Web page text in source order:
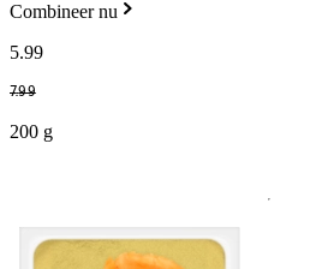
Combineer nu
5.99
7.99
200 g